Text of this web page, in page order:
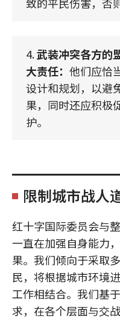
4.武装冲突各方的
大责任： 他们应恰
设计和规划，以避
果，同时还应积极
护。
限制城市战人
红十字国际委员会与
一直在加强自身能力
果。我们倾向于采取
民，将根据城市环境
工作相结合。我们基
求，在各个层面与交